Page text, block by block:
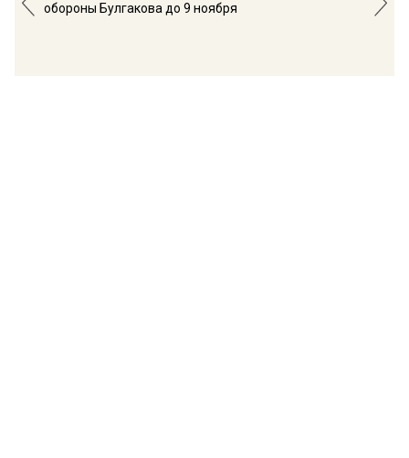
обороны Булгакова до 9 ноября